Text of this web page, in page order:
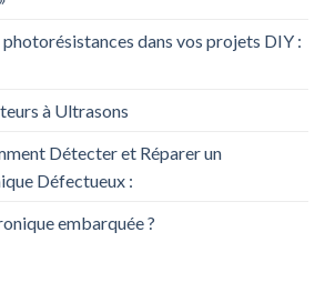
dans vos projets DIY :
à Ultrasons
Détecter et Réparer un
Défectueux :
embarquée ?